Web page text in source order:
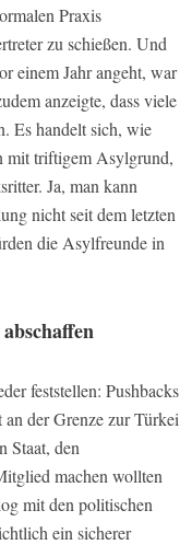
Praxis
zu schießen. Und
einem Jahr angeht, war
anzeigte, dass viele
Es handelt sich, wie
mit triftigem Asylgrund,
Ja, man kann
nicht seit dem letzten
die Asylfreunde in
feststellen: Pushbacks
der Grenze zur Türkei
Staat, den
machen wollten
mit den politischen
ein sicherer